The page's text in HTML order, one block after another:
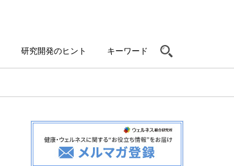
研究開発のヒント キーワード